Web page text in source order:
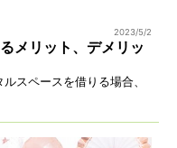
2023/5/2
メリット、デメリッ
スペースを借りる場合、